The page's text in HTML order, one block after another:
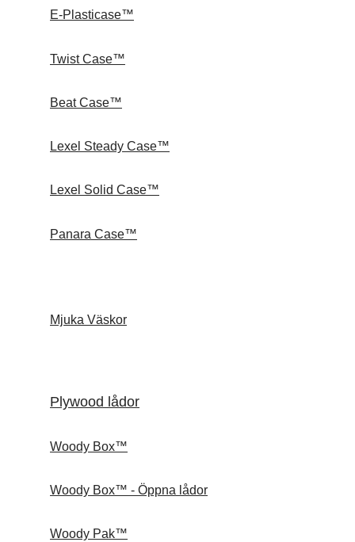
E-Plasticase™
Twist Case™
Beat Case™
Lexel Steady Case™
Lexel Solid Case™
Panara Case™
Mjuka Väskor
Plywood lådor
Woody Box™
Woody Box™ - Öppna lådor
Woody Pak™